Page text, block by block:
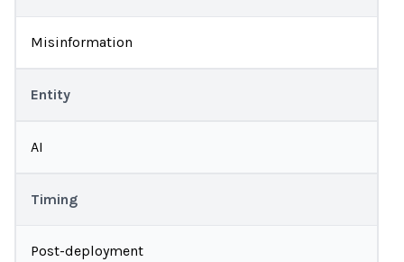
Misinformation
Entity
AI
Timing
Post-deployment